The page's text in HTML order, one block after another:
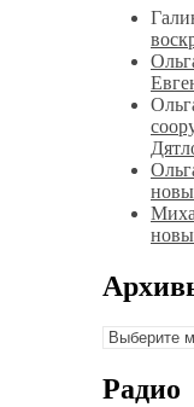
Архивы
Радио